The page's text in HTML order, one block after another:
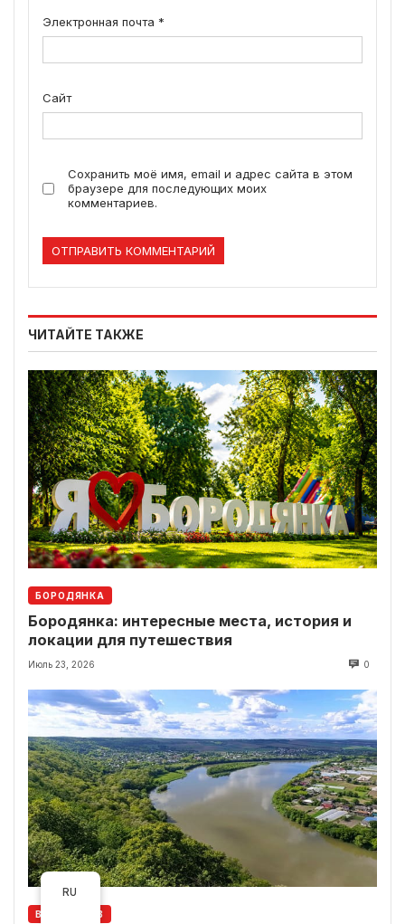
Электронная почта *
Сайт
Сохранить моё имя, email и адрес сайта в этом
браузере для последующих моих
комментариев.
ЧИТАЙТЕ ТАКЖЕ
БОРОДЯНКА
Бородянка: интересные места, история и
локации для путешествия
Июль 23, 2026 0
ВАСИЛЬКОВ
RU